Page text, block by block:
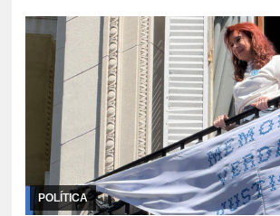
POLÍTICA
29/07/2026
La ex mandataria realizó una
Naciones Unidas frente a lo que considera la
derecho de la voluntad soberana de un p ...